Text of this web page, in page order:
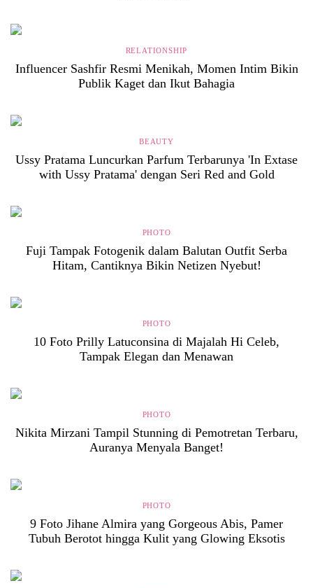
RELATIONSHIP
Influencer Sashfir Resmi Menikah, Momen Intim Bikin
Publik Kaget dan Ikut Bahagia
BEAUTY
Ussy Pratama Luncurkan Parfum Terbarunya 'In Extase
with Ussy Pratama' dengan Seri Red and Gold
PHOTO
Fuji Tampak Fotogenik dalam Balutan Outfit Serba
Hitam, Cantiknya Bikin Netizen Nyebut!
PHOTO
10 Foto Prilly Latuconsina di Majalah Hi Celeb,
Tampak Elegan dan Menawan
PHOTO
Nikita Mirzani Tampil Stunning di Pemotretan Terbaru,
Auranya Menyala Banget!
PHOTO
9 Foto Jihane Almira yang Gorgeous Abis, Pamer
Tubuh Berotot hingga Kulit yang Glowing Eksotis